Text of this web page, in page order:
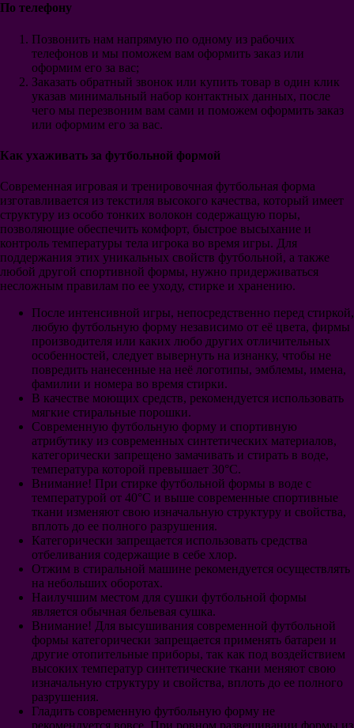
Црвена Звезда
Аль-Наср Эр-Рияд
Аль-Иттихад
Детская
Барселона
Реал Мадрид
Севилья
Атлетик Бильбао
Вильярреал
Сельта
Реал Сосьедад
Реал Бетис
Манчестер Юнайтед
Арсенал
Челси
Манчестер Сити
Ливерпуль
Тоттенхэм
Вест Хэм Юнайтед
Лестер Сити
Эвертон
Ньюкасл Юнайтед
Вулверхэмптон
Астон Вилла
Бавария
Боруссия Дортмунд
РБ Лейпциг
Шальке 04
Байер 04 Леверкузен
Вердер Бремен
ПСЖ
Монако
Лион
Марсель
Лилль
Ювентус
Милан
Интер
Рома
Наполи
Лацио
Фиорентина
ПСВ
По телефону
Позвонить нам напрямую по одному из рабочих
телефонов и мы поможем вам оформить заказ или
оформим его за вас;
Заказать обратный звонок или купить товар в один клик
указав минимальный набор контактных данных, после
чего мы перезвоним вам сами и поможем оформить заказ
или оформим его за вас.
Как ухаживать за футбольной формой
Современная игровая и тренировочная футбольная форма
изготавливается из текстиля высокого качества, который имеет
структуру из особо тонких волокон содержащую поры,
позволяющие обеспечить комфорт, быстрое высыхание и
контроль температуры тела игрока во время игры. Для
поддержания этих уникальных свойств футбольной, а также
любой другой спортивной формы, нужно придерживаться
несложным правилам по ее уходу, стирке и хранению.
После интенсивной игры, непосредственно перед стиркой,
любую футбольную форму независимо от её цвета, фирмы
производителя или каких любо других отличительных
особенностей, следует вывернуть на изнанку, чтобы не
повредить нанесенные на неё логотипы, эмблемы, имена,
фамилии и номера во время стирки.
В качестве моющих средств, рекомендуется использовать
мягкие стиральные порошки.
Современную футбольную форму и спортивную
атрибутику из современных синтетических материалов,
категорически запрещено замачивать и стирать в воде,
температура которой превышает 30°С.
Внимание! При стирке футбольной формы в воде с
температурой от 40°С и выше современные спортивные
ткани изменяют свою изначальную структуру и свойства,
вплоть до ее полного разрушения.
Категорически запрещается использовать средства
отбеливания содержащие в себе хлор.
Отжим в стиральной машине рекомендуется осуществлять
на небольших оборотах.
Наилучшим местом для сушки футбольной формы
является обычная бельевая сушка.
Внимание! Для высушивания современной футбольной
формы категорически запрещается применять батареи и
другие отопительные приборы, так как под воздействием
высоких температур синтетические ткани меняют свою
изначальную структуру и свойства, вплоть до ее полного
разрушения.
Гладить современную футбольную форму не